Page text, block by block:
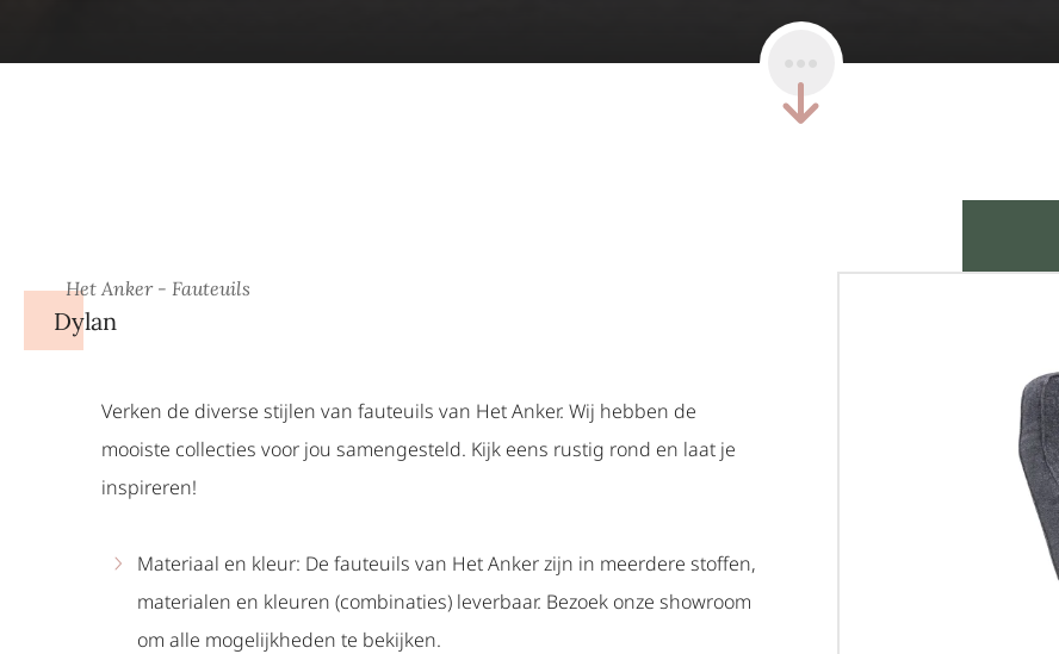
Het Anker - Fauteuils
Dylan
Verken de diverse stijlen van fauteuils van Het Anker. Wij hebben de
mooiste collecties voor jou samengesteld. Kijk eens rustig rond en laat je
inspireren!
Materiaal en kleur: De fauteuils van Het Anker zijn in meerdere stoffen,
materialen en kleuren (combinaties) leverbaar. Bezoek onze showroom
om alle mogelijkheden te bekijken.